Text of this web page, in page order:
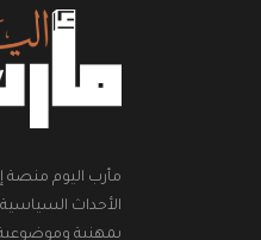
مأرب اليوم منصة
الأحداث السياسية
بمهنية وموضوعية